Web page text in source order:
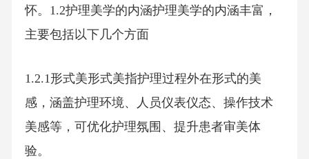
怀。1.2护理美学的内涵护理美学的内涵丰富，
主要包括以下几个方面
1.2.1形式美形式美指护理过程外在形式的美
感，涵盖护理环境、人员仪表仪态、操作技术
美感等，可优化护理氛围、提升患者审美体
验。